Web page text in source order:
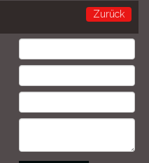
Zurück